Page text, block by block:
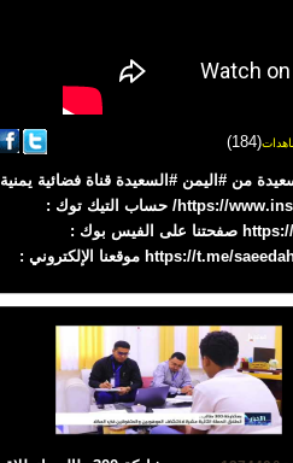
(184)
على قناة السعيدة من #اليمن #السعيدة قناة فضائية يمنية
مستقلة تبث على مدار النايلسات عبر التردد : 11900 عمودي انستجرام السعيدة : https://www.instagram.com/saeedahtv/ حساب التيك توك :
https://www.tiktok.com/@alsaeedahlive قناتنا على اليوتيوب : https://youtube.com/alsaeedahchannel صفحتنا على الفيس بوك :
https://fb.me/alsaeedahchannel صفحتنا على تويتر : https://twitter.com/AlSaeedah حساب التليجرام : https://t.me/saeedahtv موقعنا الإلكتروني :